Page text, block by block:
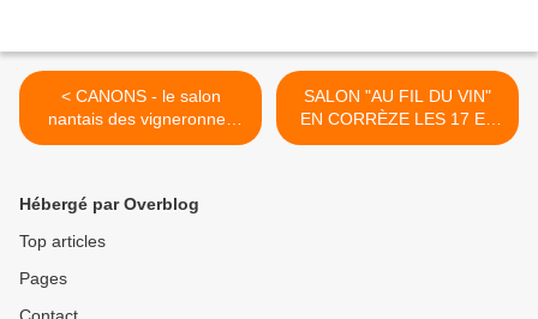
< CANONS - le salon
nantais des vigneronnes
naturelles - ce week-end !
SALON "AU FIL DU VIN"
EN CORRÈZE LES 17 ET
28 AVRIL 2024 >
Hébergé par Overblog
Top articles
Pages